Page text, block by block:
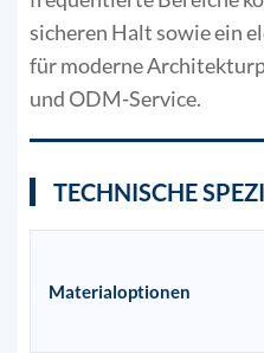
sicheren Halt sowie ein
für moderne
und ODM-Service.
TECHNISCHE
Materialoptionen